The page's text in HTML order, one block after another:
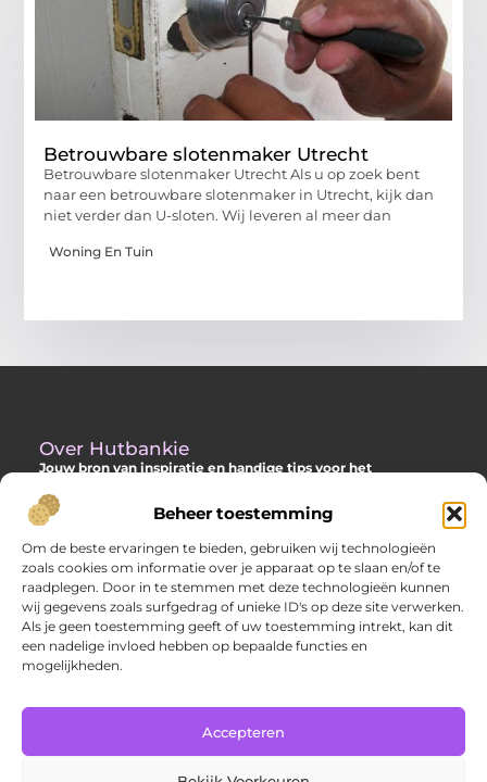
Beheer toestemming
Om de beste ervaringen te bieden, gebruiken wij technologieën
zoals cookies om informatie over je apparaat op te slaan en/of te
raadplegen. Door in te stemmen met deze technologieën kunnen
wij gegevens zoals surfgedrag of unieke ID's op deze site verwerken.
Als je geen toestemming geeft of uw toestemming intrekt, kan dit
een nadelige invloed hebben op bepaalde functies en
mogelijkheden.
Accepteren
Betrouwbare slotenmaker Utrecht
Betrouwbare slotenmaker Utrecht Als u op zoek bent
naar een betrouwbare slotenmaker in Utrecht, kijk dan
niet verder dan U-sloten. Wij leveren al meer dan
Woning En Tuin
Over Hutbankie
Jouw bron van inspiratie en handige tips voor het
Ontdek een ruime collectie blogs en artikelen die je helpen om
het meeste uit je buitenruimte te halen, met praktische
adviezen en verrassende ideeën voor je tuin, veranda of andere
buitenplekken.
Bericht categorie